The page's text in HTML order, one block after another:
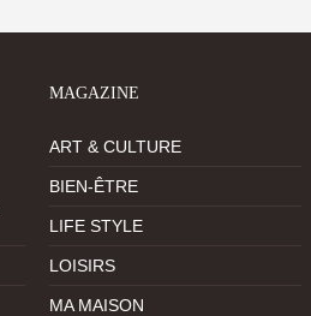
MAGAZINE
ART & CULTURE
BIEN-ÊTRE
LIFE STYLE
LOISIRS
MA MAISON